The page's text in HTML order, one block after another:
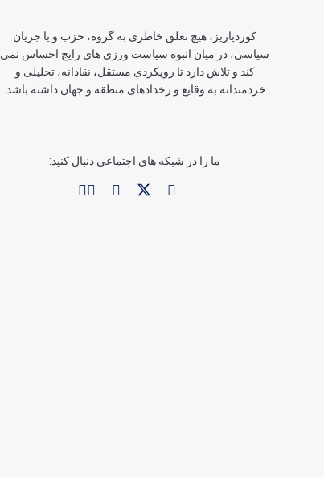
کوردپاریز، هیچ تعلق خاطری به گروه، حزب و یا جریان
سیاسی، در میان انبوه سیاست ورزی های رایج احساس نمی
کند و تلاش دارد تا رویکردی مستقل، نقادانه، تحلیلی و
خردمندانه به وقایع و رخدادهای منطقه و جهان داشته باشد.
ما را در شبکه های اجتماعی دنبال کنید: